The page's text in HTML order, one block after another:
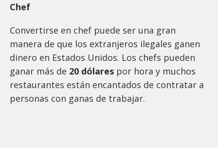
Chef
Convertirse en chef puede ser una gran
manera de que los extranjeros ilegales ganen
dinero en Estados Unidos. Los chefs pueden
ganar más de 20 dólares por hora y muchos
restaurantes están encantados de contratar a
personas con ganas de trabajar.